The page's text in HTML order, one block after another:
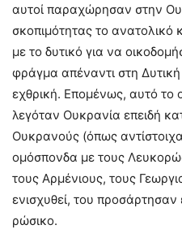
αυτοί παραχώρησαν στην
σκοπιμότητας το
με το δυτικό για να
φράγμα απέναντι στη
εχθρική. Επομένως, αυτό το
λεγόταν Ουκρανία επειδή
Ουκρανούς (όπως
ομόσπονδα με τους
τους Αρμένιους, τους
ενισχυθεί, του
ρώσικο.